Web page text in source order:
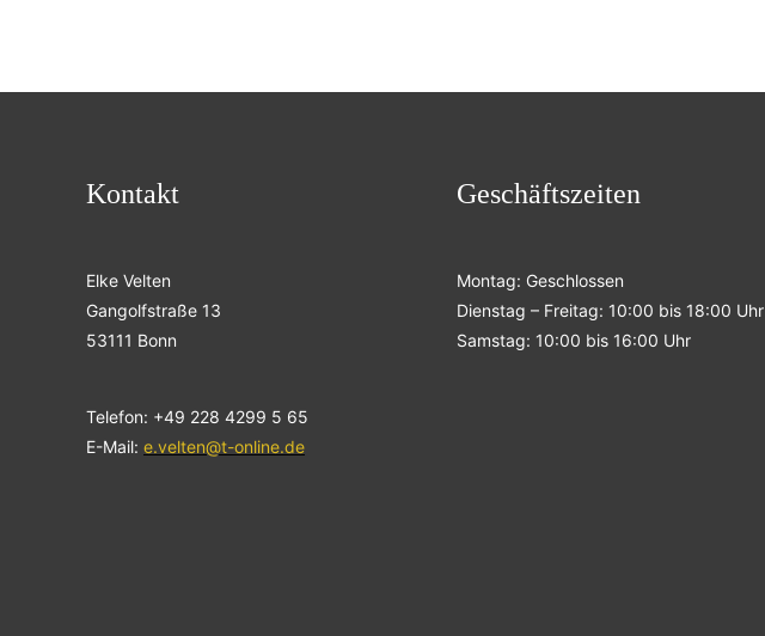
Kontakt
Elke Velten
Gangolfstraße 13
53111 Bonn
Telefon: +49 228 4299 5 65
E-Mail: e.velten@t-online.de
Geschäftszeiten
Montag: Geschlossen
Dienstag – Freitag: 10:00 bis 18:00 Uhr
Samstag: 10:00 bis 16:00 Uhr